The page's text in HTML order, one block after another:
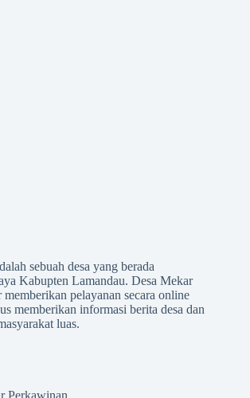
sebuah desa yang berada
Kabupten Lamandau. Desa Mekar
pelayanan secara online
memberikan informasi berita desa dan
luas.